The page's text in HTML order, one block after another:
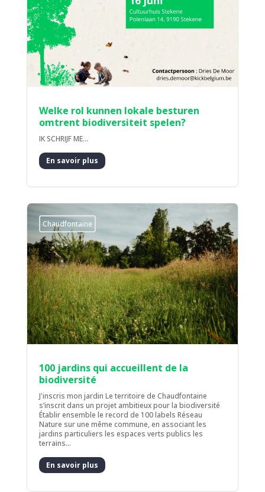
Welke rol kunnen lokale besturen
omtrent biodiversiteit spelen?
IK SCHRIJF ME...
En savoir plus
Chaudfontaine
100 jardins qui accueillent de la
biodiversité
J'inscris mon jardin Le territoire de Chaudfontaine
s’inscrit dans un projet ambitieux pour la biodiversité
Établir ensemble le record de 100 labels Réseau
Nature sur une même commune, en associant les
jardins particuliers les espaces verts publics les
terrains...
En savoir plus